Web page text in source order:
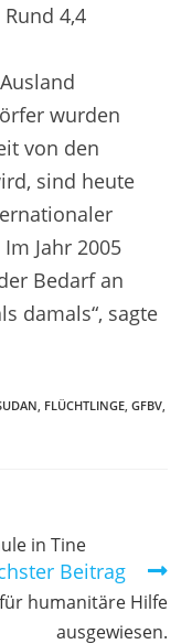
4,4
wurden
von den
sind heute
Jahr 2005
Bedarf an
damals“, sagte
FLÜCHTLINGE GFBV
in Tine
Beitrag
humanitäre Hilfe
ausgewiesen.